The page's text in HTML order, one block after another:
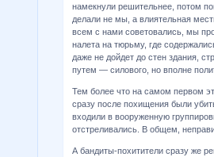
намекнули решительнее, потом
делали не мы, а влиятельная
всем с нами советовались, мы
налета на тюрьму, где
даже не дойдет до стен здания,
путем — силового, но вполне
Тем более что на самом первом
сразу после похищения были
входили в вооруженную
отстреливались. В общем,
А бандиты-похитители сразу же